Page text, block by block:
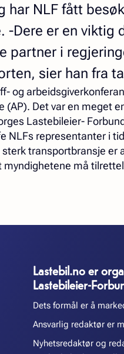
har NLF fått
-Dere er en
partner i
sier han fra
og
(AP). Det var en meget
Lastebileier-
NLFs representanter i
transportbransje
myndighetene må
Lastebil.no er
Lastebileier-
Dets formål er å
Ansvarlig redaktør er
Nyhetsredaktør og